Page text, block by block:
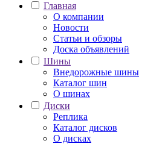
Главная
О компании
Новости
Статьи и обзоры
Доска объявлений
Шины
Внедорожные шины
Каталог шин
О шинах
Диски
Реплика
Каталог дисков
О дисках